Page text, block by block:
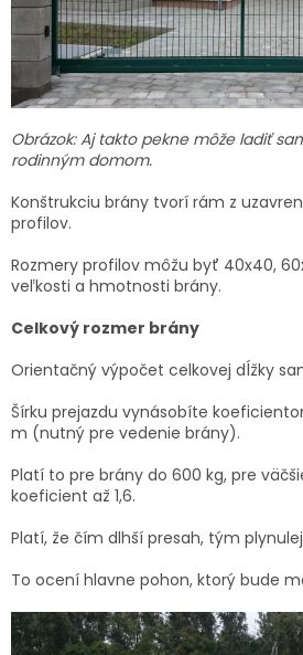
Obrázok: Aj takto pekne môže ladiť
rodinným domom.
Konštrukciu brány tvorí rám z
profilov.
Rozmery profilov môžu byť 40x40,
veľkosti a hmotnosti brány.
Celkový rozmer brány
Orientačný výpočet celkovej dĺžky
Šírku prejazdu vynásobíte
m (nutný pre vedenie brány).
Platí to pre brány do 600 kg, pre
koeficient až 1,6.
Platí, že čím dlhší presah, tým
To ocení hlavne pohon, ktorý bude